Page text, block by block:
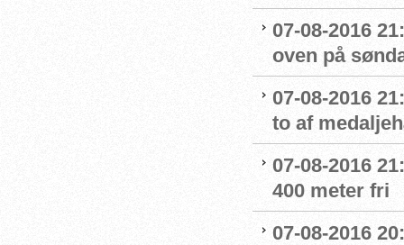
07-08-2016
oven på
07-08-2016
to af
07-08-2016
400 meter fri
07-08-2016